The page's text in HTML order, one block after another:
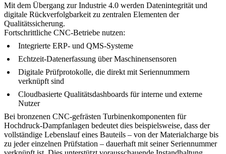
Mit dem Übergang zur Industrie 4.0 werden Datenintegrität und
digitale Rückverfolgbarkeit zu zentralen Elementen der
Qualitätssicherung.
Fortschrittliche CNC-Betriebe nutzen:
Integrierte ERP- und QMS-Systeme
Echtzeit-Datenerfassung über Maschinensensoren
Digitale Prüfprotokolle, die direkt mit Seriennummern
verknüpft sind
Cloudbasierte Qualitätsdashboards für interne und externe
Nutzer
Bei bronzenen CNC-gefrästen Turbinenkomponenten für
Hochdruck-Dampfanlagen bedeutet dies beispielsweise, dass der
vollständige Lebenslauf eines Bauteils – von der Materialcharge bis
zu jeder einzelnen Prüfstation – dauerhaft mit seiner Seriennummer